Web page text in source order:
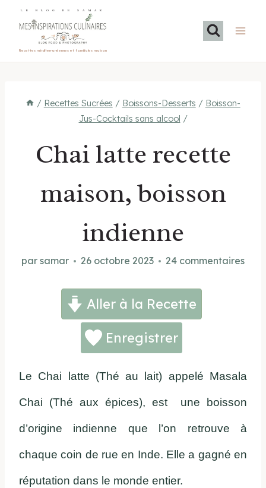
LE BLOG DE SAMAR
Recettes méditerranéennes et familiales maison
/ Recettes Sucrées / Boissons-Desserts / Boisson-
Jus-Cocktails sans alcool /
Chai latte recette
maison, boisson
indienne
par samar 26 octobre 2023 24 commentaires
Aller à la Recette
Enregistrer
Le Chai latte (Thé au lait) appelé Masala
Chai (Thé aux épices), est une boisson
d’origine indienne que l’on retrouve à
chaque coin de rue en Inde. Elle a gagné en
réputation dans le monde entier.